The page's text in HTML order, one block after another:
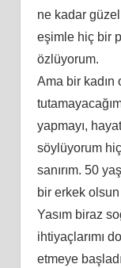
ne kadar
eşimle hiç bir
özlüyorum.
Ama bir kadın
yapmayı,
söylüyorum
sanırım. 50
bir erkek
Yasım biraz
ihtiyaçlarımı
etmeye